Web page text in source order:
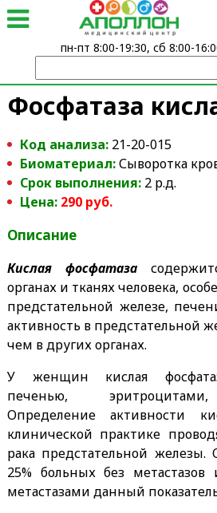
Фосфатаза
Код анализа: 21-20-015
Биоматериал:Сыворотка
Срок выполнения:2 р.д.
Цена: 290 руб.
Описание
Кислая фосфатаза
органах и тканях человека,
предстательной железе,
активность в предстательной
чем в других органах.
У женщин кислая
печенью,
Определение активности
клинической практике
рака предстательной железы.
25% больных без
метастазами данный
пн-пт 8:00-19:30, сб 8:00-